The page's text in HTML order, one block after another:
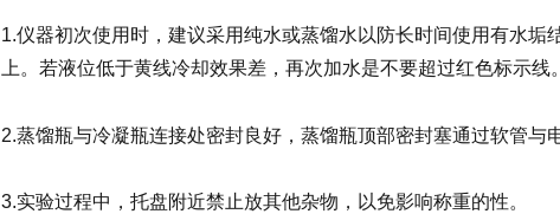
1.仪器初次使用时，建议采用纯水或蒸馏水以防长时间使用有水
上。若液位低于黄线冷却效果差，再次加水是不要超过红色标示线。
2.蒸馏瓶与冷凝瓶连接处密封良好，蒸馏瓶顶部密封塞通过软管与
3.实验过程中，托盘附近禁止放其他杂物，以免影响称重的性。